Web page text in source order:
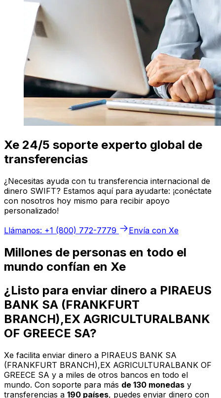
Xe 24/5 soporte experto global de
transferencias
¿Necesitas ayuda con tu transferencia internacional de
dinero SWIFT? Estamos aquí para ayudarte: ¡conéctate
con nosotros hoy mismo para recibir apoyo
personalizado!
Llámanos: +1 (800) 772-7779
Envía con Xe
Millones de personas en todo el
mundo confían en Xe
¿Listo para enviar dinero a PIRAEUS
BANK SA (FRANKFURT
BRANCH),EX AGRICULTURALBANK
OF GREECE SA?
Xe facilita enviar dinero a PIRAEUS BANK SA
(FRANKFURT BRANCH),EX AGRICULTURALBANK OF
GREECE SA y a miles de otros bancos en todo el
mundo. Con soporte para más de 130 monedas y
transferencias a 190 países, puedes enviar dinero con